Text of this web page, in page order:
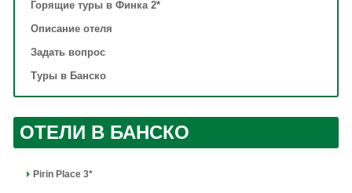
Горящие туры в Финка 2*
Описание отеля
Задать вопрос
Туры в Банско
ОТЕЛИ В БАНСКО
Pirin Place 3*